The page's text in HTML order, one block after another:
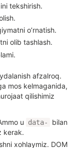
tekshirish.
o’rnatish.
olib tashlash.
afzalroq.
mos kelmaganida,
qilishimiz
u
data-
bilan
kerak.
xohlaymiz. DOM